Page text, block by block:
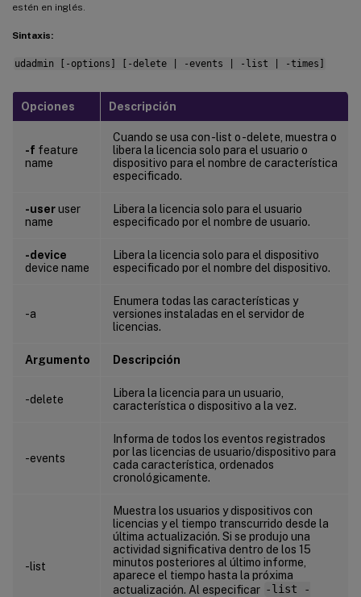
estén en inglés.
Sintaxis:
udadmin [-options] [-delete | -events | -list | -times]
Opciones Descripción
-f feature
name
Cuando se usa con -list o -delete, muestra o
libera la licencia solo para el usuario o
dispositivo para el nombre de característica
especificado.
-useruser
name
Libera la licencia solo para el usuario
especificado por el nombre de usuario.
-device
device name
Libera la licencia solo para el dispositivo
especificado por el nombre del dispositivo.
-a
Enumera todas las características y
versiones instaladas en el servidor de
licencias.
Argumento Descripción
-delete
Libera la licencia para un usuario,
característica o dispositivo a la vez.
-events
Informa de todos los eventos registrados
por las licencias de usuario/dispositivo para
cada característica, ordenados
cronológicamente.
-list
Muestra los usuarios y dispositivos con
licencias y el tiempo transcurrido desde la
última actualización. Si se produjo una
actividad significativa dentro de los 15
minutos posteriores al último informe,
aparece el tiempo hasta la próxima
actualización. Al especificar -list -